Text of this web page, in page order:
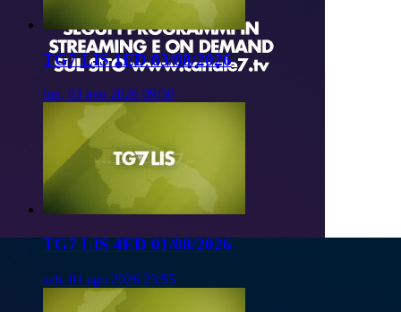
TG7 LIS 1ED 03/08/2026
lun, 03 ago 2026 09:50
TG7 LIS 4ED 01/08/2026
sab, 01 ago 2026 23:55